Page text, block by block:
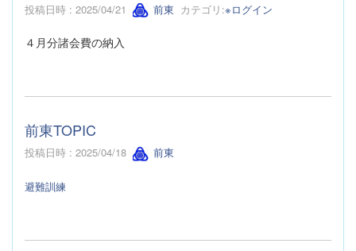
投稿日時 : 2025/04/21 前東 カテゴリ:※ログイン
４月分諸会費の納入
前東TOPIC
投稿日時 : 2025/04/18 前東
避難訓練